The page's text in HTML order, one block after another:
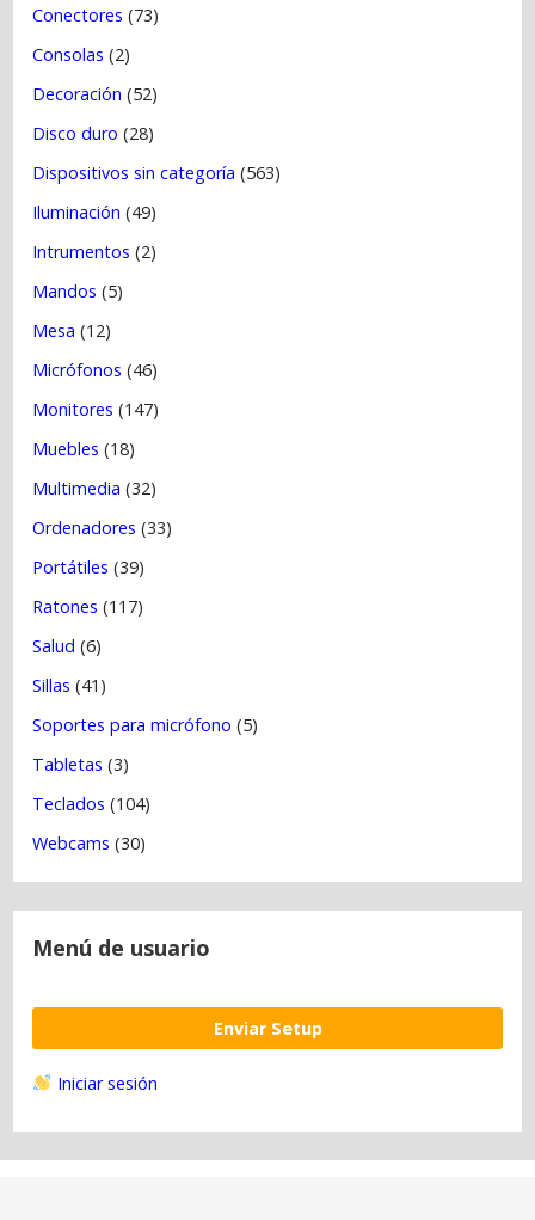
Conectores (73)
Consolas (2)
Decoración (52)
Disco duro (28)
Dispositivos sin categoría (563)
Iluminación (49)
Intrumentos (2)
Mandos (5)
Mesa (12)
Micrófonos (46)
Monitores (147)
Muebles (18)
Multimedia (32)
Ordenadores (33)
Portátiles (39)
Ratones (117)
Salud (6)
Sillas (41)
Soportes para micrófono (5)
Tabletas (3)
Teclados (104)
Webcams (30)
Menú de usuario
Enviar Setup
Iniciar sesión